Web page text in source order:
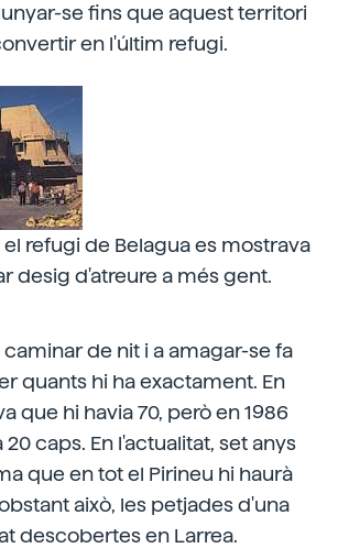
se fins que aquest territori
en l'últim refugi.
el refugi de Belagua es mostrava
desig d'atreure a més gent.
de nit i a amagar-se fa
quants hi ha exactament. En
que hi havia 70, però en 1986
caps. En l'actualitat, set anys
que en tot el Pirineu hi haurà
això, les petjades d'una
descobertes en Larrea.